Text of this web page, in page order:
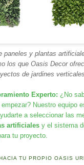
paneles y plantas
los que Oasis Decor
de jardines verticales.
Experto: ¿No
empezar? Nuestro equipo
a seleccionar las
artificiales y el sistema
tu proyecto.
TU PROPIO OASIS